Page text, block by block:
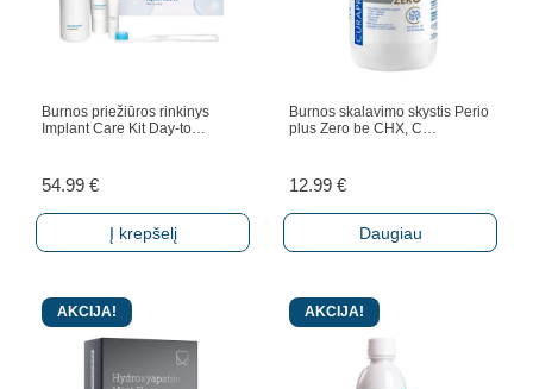
Burnos priežiūros rinkinys
Implant Care Kit Day-to…
54.99 €
Į krepšelį
Burnos skalavimo skystis Perio
plus Zero be CHX, C…
12.99 €
Daugiau
AKCIJA! AKCIJA!